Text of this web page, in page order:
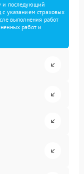
и последующий
с указанием страховых
выполнения работ
работ и